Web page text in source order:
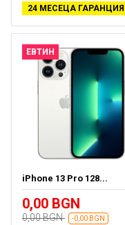
24 МЕСЕЦА ГАРАНЦИЯ
ЕВТИН
iPhone 13 Pro 128...
0,00 BGN
0,00 BGN -0,00 BGN